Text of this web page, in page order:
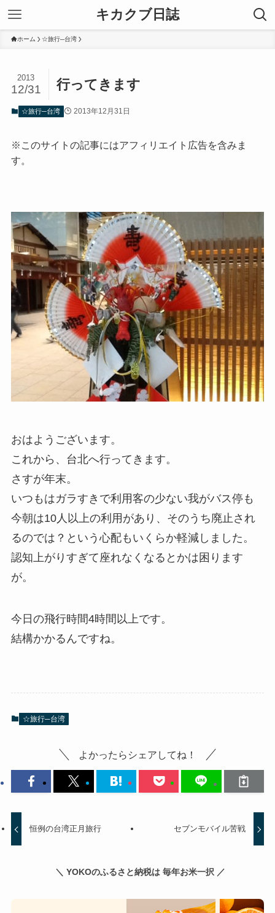
キカクブ日誌
ホーム ☆旅行─台湾
行ってきます
2013
12/31
☆旅行─台湾 2013年12月31日
※このサイトの記事にはアフィリエイト広告を含みま
す。
おはようございます。
これから、台北へ行ってきます。
さすが年末。
いつもはガラすきで利用客の少ない我がバス停も
今朝は10人以上の利用があり、そのうち廃止され
るのでは？という心配もいくらか軽減しました。
認知上がりすぎて座れなくなるとかは困ります
が。
今日の飛行時間4時間以上です。
結構かかるんですね。
☆旅行─台湾
よかったらシェアしてね！
恒例の台湾正月旅行 セブンモバイル苦戦
＼ YOKOのふるさと納税は 毎年お米一択 ／